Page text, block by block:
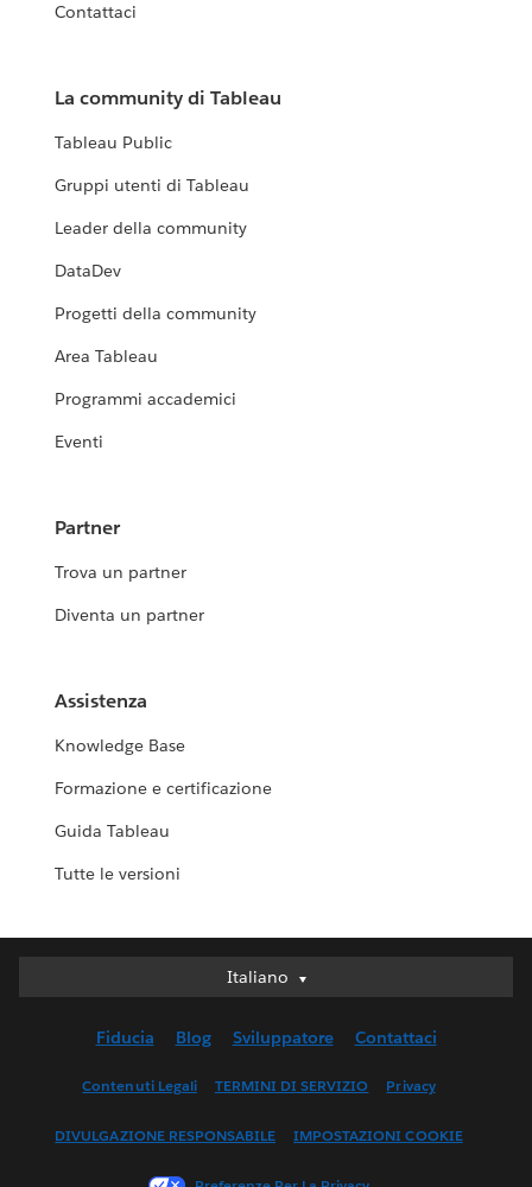
Contattaci
La community di Tableau
Tableau Public
Gruppi utenti di Tableau
Leader della community
DataDev
Progetti della community
Area Tableau
Programmi accademici
Eventi
Partner
Trova un partner
Diventa un partner
Assistenza
Knowledge Base
Formazione e certificazione
Guida Tableau
Tutte le versioni
Italiano
Italiano
English (UK)
Français (Canada)
Fiducia Blog Sviluppatore Contattaci
Contenuti Legali TERMINI DI SERVIZIO Privacy
DIVULGAZIONE RESPONSABILE IMPOSTAZIONI COOKIE